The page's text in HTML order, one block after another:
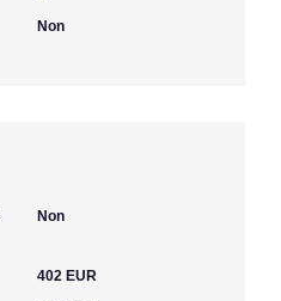
Non
Non
402 EUR